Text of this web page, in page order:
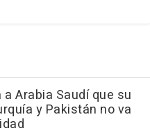
Arabia Saudí que su
y Pakistán no va